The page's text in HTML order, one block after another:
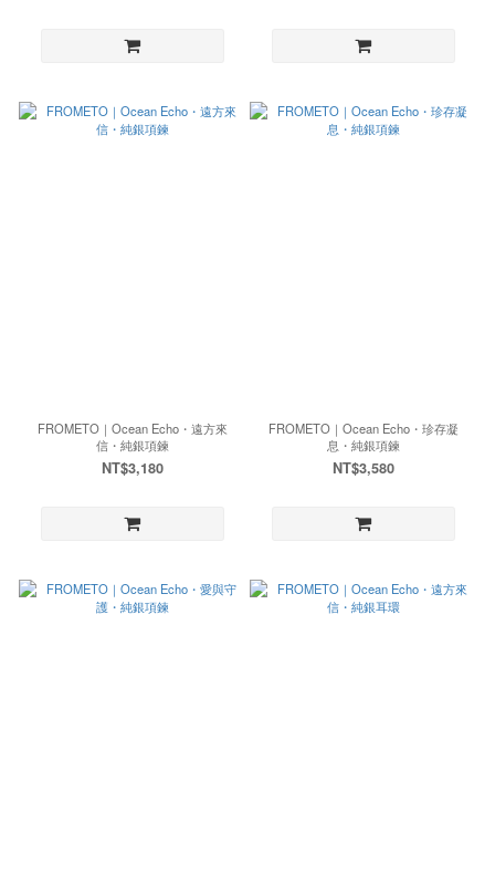
FROMETO｜Ocean Echo・遠方來
信・純銀項鍊
NT$3,180
FROMETO｜Ocean Echo・珍存凝
息・純銀項鍊
NT$3,580